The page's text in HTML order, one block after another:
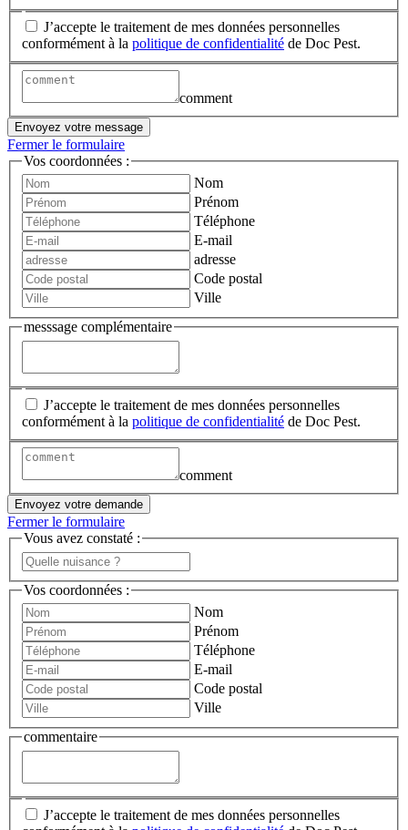
J’accepte le traitement de mes données personnelles
conformément à la politique de confidentialité de Doc Pest.
comment
Envoyez votre message
Fermer le formulaire
Vos coordonnées :
Nom
Prénom
Téléphone
E-mail
adresse
Code postal
Ville
messsage complémentaire
J’accepte le traitement de mes données personnelles
conformément à la politique de confidentialité de Doc Pest.
comment
Envoyez votre demande
Fermer le formulaire
Vous avez constaté :
Vos coordonnées :
Nom
Prénom
Téléphone
E-mail
Code postal
Ville
commentaire
J’accepte le traitement de mes données personnelles